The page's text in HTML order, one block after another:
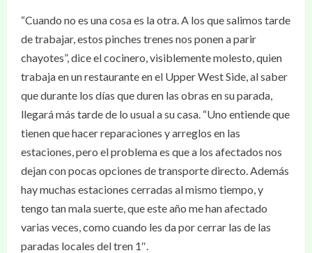
“Cuando no es una cosa es la otra. A los que salimos tarde
de trabajar, estos pinches trenes nos ponen a parir
chayotes”, dice el cocinero, visiblemente molesto, quien
trabaja en un restaurante en el Upper West Side, al saber
que durante los días que duren las obras en su parada,
llegará más tarde de lo usual a su casa. “Uno entiende que
tienen que hacer reparaciones y arreglos en las
estaciones, pero el problema es que a los afectados nos
dejan con pocas opciones de transporte directo. Además
hay muchas estaciones cerradas al mismo tiempo, y
tengo tan mala suerte, que este año me han afectado
varias veces, como cuando les da por cerrar las de las
paradas locales del tren 1″.